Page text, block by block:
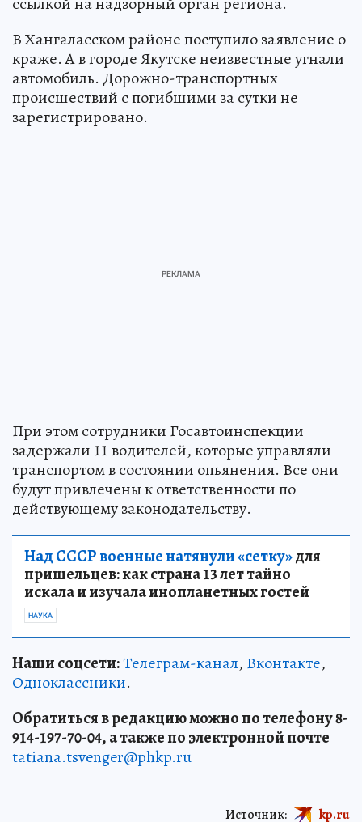
В Хангаласском районе поступило заявление о
краже. А в городе Якутске неизвестные угнали
автомобиль. Дорожно-транспортных
происшествий с погибшими за сутки не
зарегистрировано.
При этом сотрудники Госавтоинспекции
задержали 11 водителей, которые управляли
транспортом в состоянии опьянения. Все они
будут привлечены к ответственности по
действующему законодательству.
Над СССР военные натянули «сетку»для
пришельцев: как страна 13 лет тайно
искала и изучала инопланетных гостей
НАУКА
Наши соцсети:Телеграм-канал, Вконтакте,
Одноклассники.
Обратиться в редакцию можно по телефону 8-
914-197-70-04, а также по электронной почте
tatiana.tsvenger@phkp.ru
Источник: kp.ru